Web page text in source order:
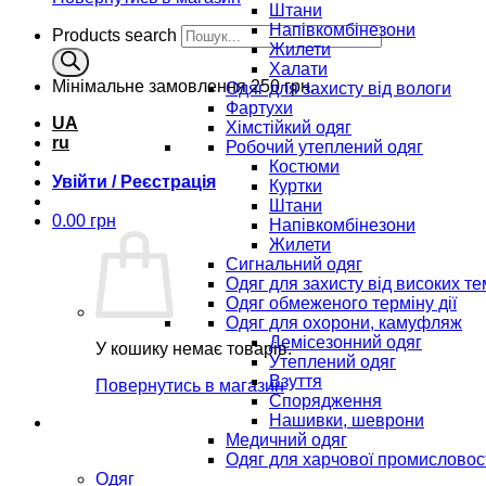
Products search
Мінімальне замовлення250 грн.
UA
ru
Увійти / Реєстрація
0.00 грн
У кошику немає товарів.
Повернутись в магазин
Штани
Напівкомбінезони
Жилети
Халати
Одяг для захисту від вологи
Фартухи
Хімстійкий одяг
Робочий утеплений одяг
Костюми
Куртки
Штани
Напівкомбінезони
Жилети
Сигнальний одяг
Одяг для захисту від високих
Одяг обмеженого терміну дії
Одяг для охорони, камуфляж
Демісезонний одяг
Утеплений одяг
Взуття
Спорядження
Нашивки, шеврони
Медичний одяг
Одяг для харчової
Одяг